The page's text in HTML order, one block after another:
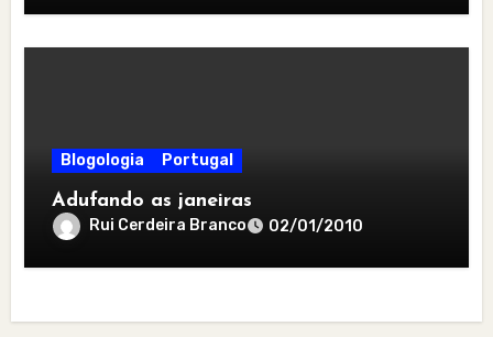
Blogologia Portugal
Adufando as janeiras
Rui Cerdeira Branco 02/01/2010